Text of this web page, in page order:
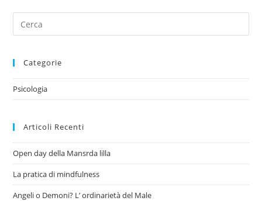
Categorie
Psicologia
Articoli Recenti
Open day della Mansrda lilla
La pratica di mindfulness
Angeli o Demoni? L’ ordinarietà del Male